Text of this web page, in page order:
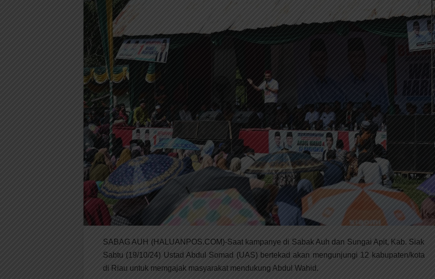
SABAG AUH (HALUANPOS.COM)-Saat kampanye di Sabak Auh dan Sungai Apit, Kab. Siak
Sabtu (19/10/24) Ustad Abdul Somad (UAS) bertekad akan mengunjungi 12 kabupaten/kota
di Riau untuk memgajak masyarakat mendukung Abdul Wahid.